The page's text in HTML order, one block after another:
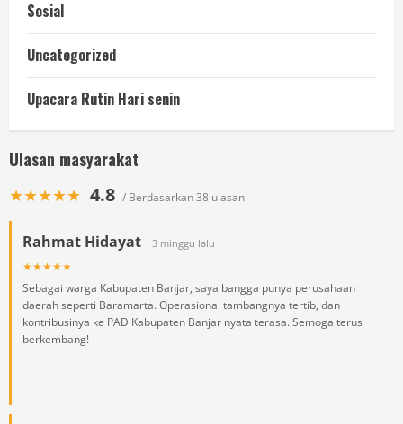
Sosial
Uncategorized
Upacara Rutin Hari senin
Ulasan masyarakat
★★★★★ 4.8 / Berdasarkan 38 ulasan
Rahmat Hidayat 3 minggu lalu
★★★★★
Sebagai warga Kabupaten Banjar, saya bangga punya perusahaan
daerah seperti Baramarta. Operasional tambangnya tertib, dan
kontribusinya ke PAD Kabupaten Banjar nyata terasa. Semoga terus
berkembang!